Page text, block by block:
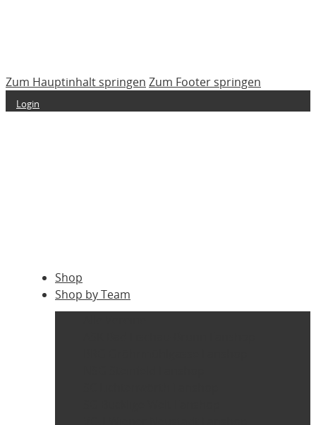
Zum Hauptinhalt springen Zum Footer springen
Login
Shop
Shop by Team